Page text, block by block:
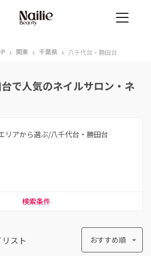
› 関東 › 千葉県 › 八千代台・勝田台
で人気のネイルサロン・ネ
リアから選ぶ/八千代台・勝田台
検索条件
スト おすすめ順